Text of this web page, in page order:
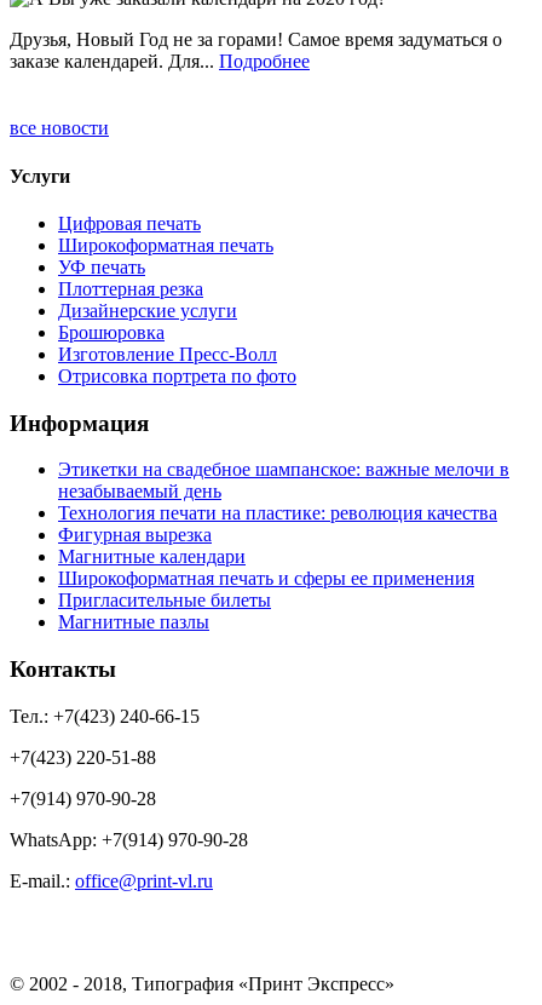
Друзья, Новый Год не за горами! Самое время задуматься о
заказе календарей. Для... Подробнее
все новости
Услуги
Цифровая печать
Широкоформатная печать
УФ печать
Плоттерная резка
Дизайнерские услуги
Брошюровка
Изготовление Пресс-Волл
Отрисовка портрета по фото
Информация
Этикетки на свадебное шампанское: важные мелочи в
незабываемый день
Технология печати на пластике: революция качества
Фигурная вырезка
Магнитные календари
Широкоформатная печать и сферы ее применения
Пригласительные билеты
Магнитные пазлы
Контакты
Тел.: +7(423) 240-66-15
+7(423) 220-51-88
+7(914) 970-90-28
WhatsApp: +7(914) 970-90-28
Е-mail.: office@print-vl.ru
© 2002 - 2018, Типография «Принт Экспресс»